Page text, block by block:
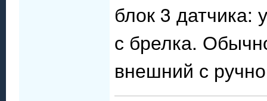
блок 3 датчика:
с брелка.
внешний с